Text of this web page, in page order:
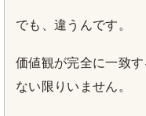
でも、違うんです。
価値観が完全に一致
ない限りいません。